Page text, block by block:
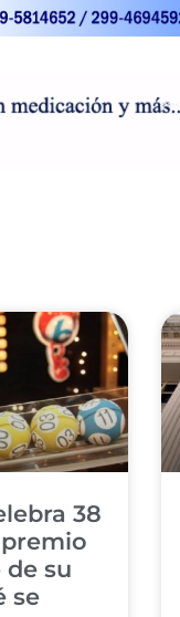
38
de su
se